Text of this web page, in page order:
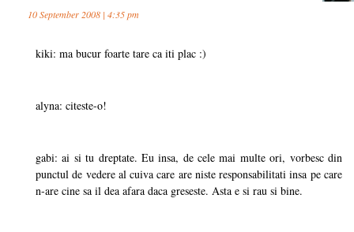
10 September 2008 | 4:35 pm
kiki: ma bucur foarte tare ca iti plac :)
alyna: citeste-o!
gabi: ai si tu dreptate. Eu insa, de cele mai multe ori, vorbesc din
punctul de vedere al cuiva care are niste responsabilitati insa pe care
n-are cine sa il dea afara daca greseste. Asta e si rau si bine.